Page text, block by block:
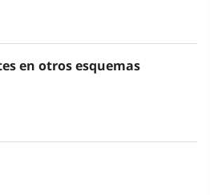
en otros esquemas